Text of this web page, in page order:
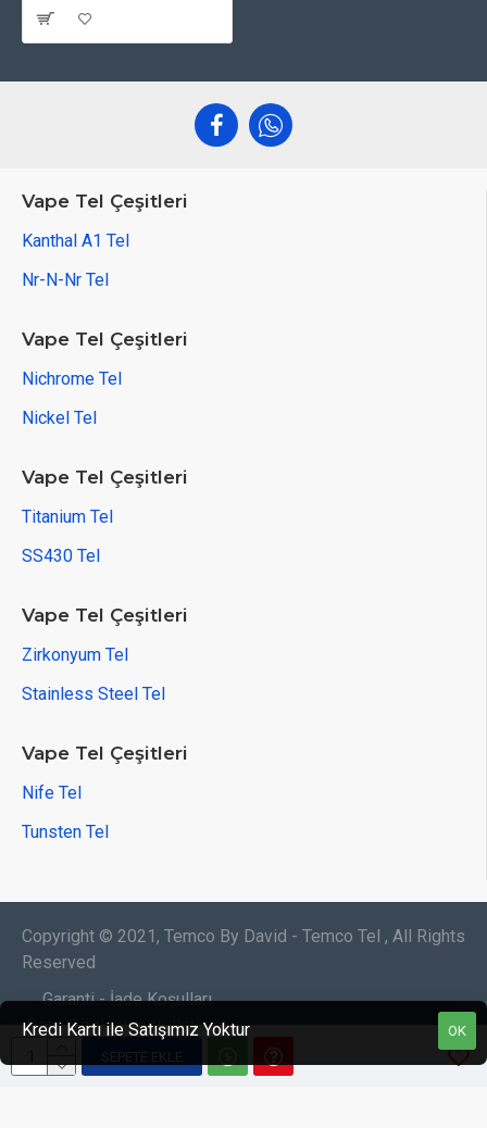
SEPETE EKLE
Vape Tel Çeşitleri
Kanthal A1 Tel
Nr-N-Nr Tel
Vape Tel Çeşitleri
Nichrome Tel
Nickel Tel
Vape Tel Çeşitleri
Titanium Tel
SS430 Tel
Vape Tel Çeşitleri
Zirkonyum Tel
Stainless Steel Tel
Vape Tel Çeşitleri
Nife Tel
Tunsten Tel
Copyright © 2021, Temco By David - Temco Tel , All Rights
Reserved
Garanti - İade Koşulları
Satış Sözleşmesi İletişim OK
Kredi Kartı ile Satışımız Yoktur